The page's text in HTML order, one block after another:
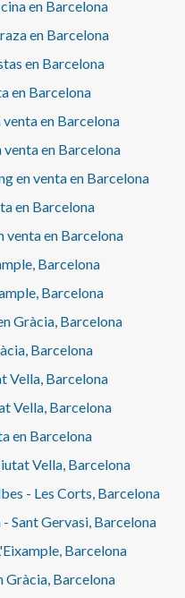
y dos ascensores.
para coche/moto.
en Barcelona
en Barcelona
en Barcelona
en Barcelona
en Barcelona
venta en Barcelona
en venta en Barcelona
en Barcelona
venta en Barcelona
Barcelona
Barcelona
Gràcia, Barcelona
Barcelona
Vella, Barcelona
Vella, Barcelona
en Barcelona
Vella, Barcelona
- Les Corts, Barcelona
Sant Gervasi, Barcelona
Barcelona
Gràcia, Barcelona